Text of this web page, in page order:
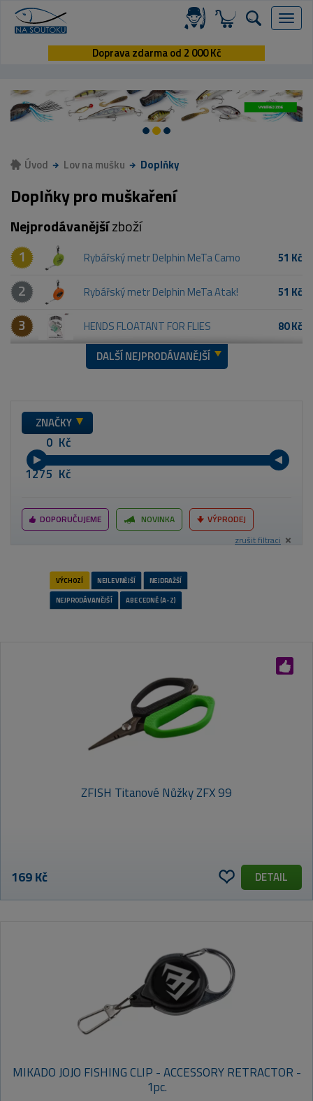
Menu
Doprava zdarma od 2 000 Kč
Úvod Lov na mušku Doplňky
Doplňky pro muškaření
Nejprodávanějšízboží
1
Rybářský metr Delphin MeTa Camo 51 Kč
2 Rybářský metr Delphin MeTa Atak! 51 Kč
3 HENDS FLOATANT FOR FLIES
80 Kč
DALŠÍ NEJPRODÁVANĚJŠÍ
ZNAČKY
Kč
Kč
DOPORUČUJEME NOVINKA
VÝPRODEJ
zrušit filtraci
NEJPRODÁVANĚJŠÍ
ABECEDNĚ (A-Z)
ZFISH Titanové Nůžky ZFX 99
169 Kč DETAIL
MIKADO JOJO FISHING CLIP - ACCESSORY RETRACTOR -
1pc.